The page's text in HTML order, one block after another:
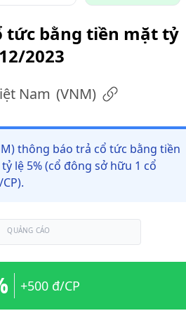
tức bằng tiền mặt tỷ
2023
Nam (VNM)
thông báo trả cổ tức bằng tiền
lệ 5% (cổ đông sở hữu 1 cổ
QUẢNG CÁO
+500 đ/CP